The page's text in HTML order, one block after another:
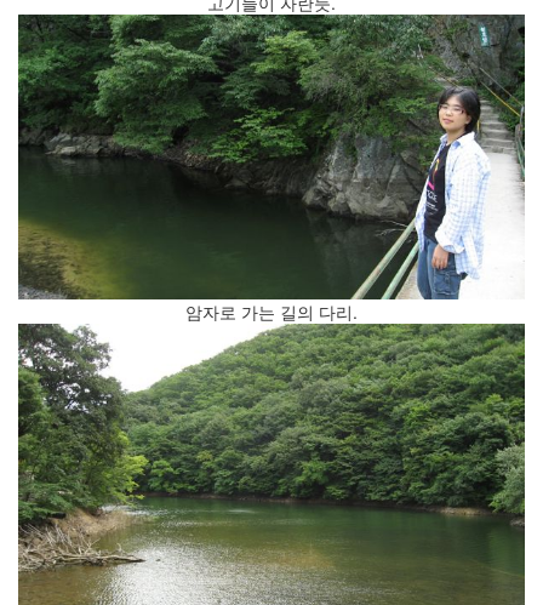
암자로 가는 길의 다리.
의
지
(1)
맥
북
에
어
기
(2010
년
1...
(8)
뇌,
진
화,
미
디
어
(4)
기
계
의
책